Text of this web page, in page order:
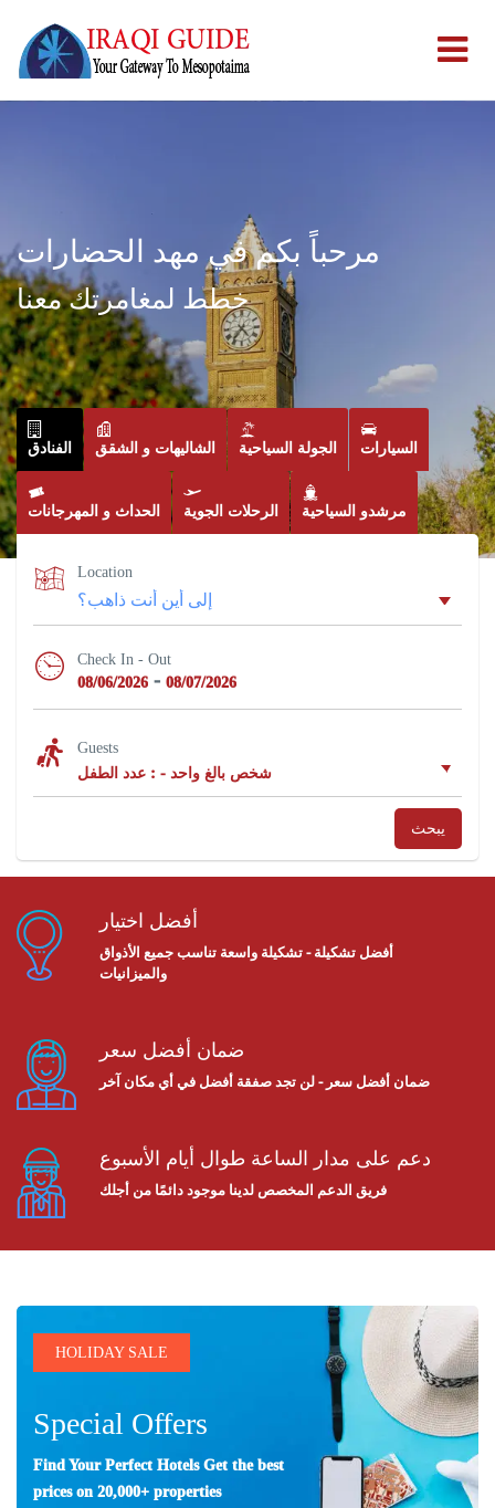
مرحباً بكم في مهد الحضارات
خطط لمغامرتك معنا
الفنادق الشاليهات و الشقق الجولة السياحية السيارات
الحداث و المهرجانات الرحلات الجوية مرشدو السياحية
Location
Check In - Out
08/06/2026 - 08/07/2026
Guests
شخص بالغ واحد - : عدد الطفل
يبحث
أفضل اختيار
أفضل تشكيلة - تشكيلة واسعة تناسب جميع الأذواق
والميزانيات
ضمان أفضل سعر
ضمان أفضل سعر - لن تجد صفقة أفضل في أي مكان آخر
دعم على مدار الساعة طوال أيام الأسبوع
فريق الدعم المخصص لدينا موجود دائمًا من أجلك
HOLIDAY SALE
Special Offers
Find Your Perfect Hotels Get the best
prices on 20,000+ properties